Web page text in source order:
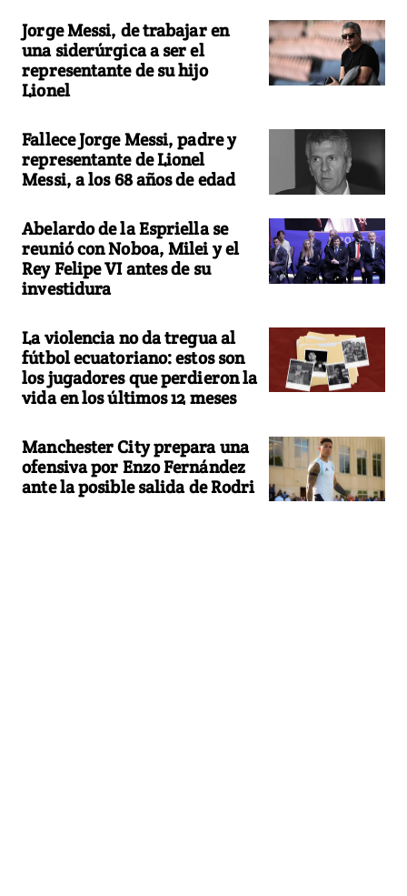
Jorge Messi, de trabajar en
una siderúrgica a ser el
representante de su hijo
Lionel
Fallece Jorge Messi, padre y
representante de Lionel
Messi, a los 68 años de edad
Abelardo de la Espriella se
reunió con Noboa, Milei y el
Rey Felipe VI antes de su
investidura
La violencia no da tregua al
fútbol ecuatoriano: estos son
los jugadores que perdieron la
vida en los últimos 12 meses
Manchester City prepara una
ofensiva por Enzo Fernández
ante la posible salida de Rodri